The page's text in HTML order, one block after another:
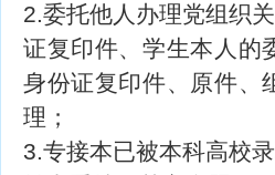
2.委托他人办理党组织
证复印件、学生本人的
身份证复印件、原件、
理；
3.专接本已被本科高校